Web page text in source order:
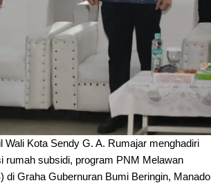
Kota Sendy G. A. Rumajar menghadiri
rumah subsidi, program PNM Melawan
Graha Gubernuran Bumi Beringin,